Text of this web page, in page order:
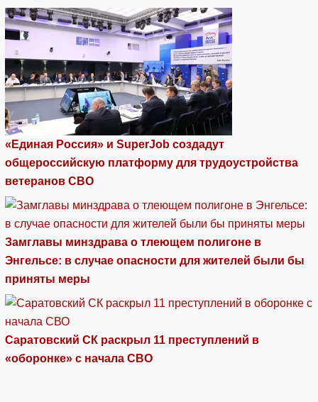
«Единая Россия» и SuperJob создадут
общероссийскую платформу для трудоустройства
ветеранов СВО
Замглавы минздрава о тлеющем полигоне в
Энгельсе: в случае опасности для жителей были бы
приняты меры
Саратовский СК раскрыл 11 преступлений в
«оборонке» с начала СВО